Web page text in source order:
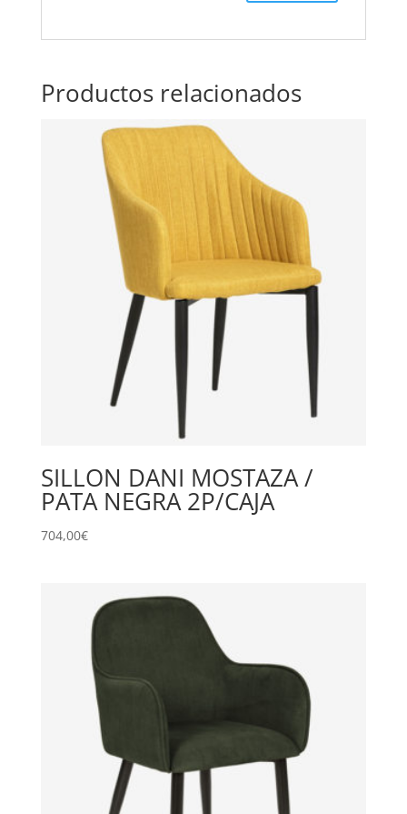
Productos relacionados
SILLON DANI MOSTAZA /
PATA NEGRA 2P/CAJA
704,00€